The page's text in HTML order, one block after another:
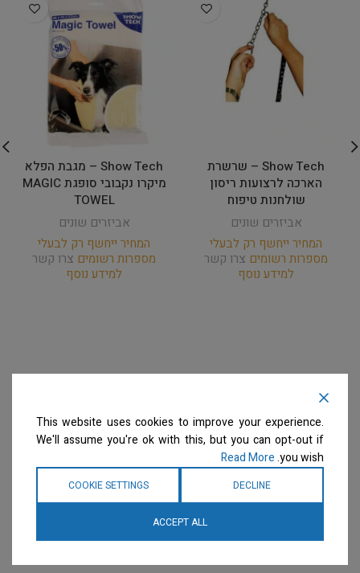
Show Tech – שרשרת
הארכה לרצועות ריסון
שולחנות טיפוח
אביזרים שונים
המחיר ייחשף רק לבעלי
מספרות רשומים צרו קשר
למידע נוסף
Show Tech – מגבת הפלא
מיקרו נקבובי סופגת MAGIC
TOWEL
אביזרים שונים
המחיר ייחשף רק לבעלי
מספרות רשומים צרו קשר
למידע נוסף
This website uses cookies to improve your experience.
We'll assume you're ok with this, but you can opt-out if
you wish.
Read More
DECLINE
COOKIE SETTINGS
ACCEPT ALL